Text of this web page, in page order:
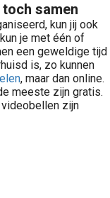
samen
kun jij ook
je met één of
een geweldige tijd
is, zo kunnen
, maar dan online.
meeste zijn gratis.
zijn